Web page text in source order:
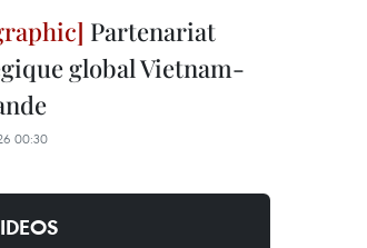
Partenariat
global Vietnam-
00:30